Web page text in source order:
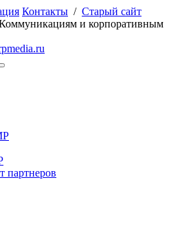
Контакты / Старый сайт
оммуникациям и корпоративным
партнеров